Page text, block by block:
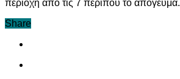
περιοχή από τις 7 περίπου το απόγευμα.
Share